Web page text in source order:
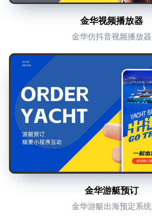
金华视频播放器
金华仿抖音视频播放器
金华游艇预订
金华游艇出海预定系统